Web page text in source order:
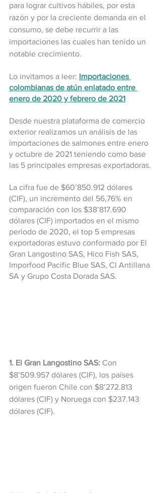
para lograr cultivos hábiles, por esta
razón y por la creciente demanda en el
consumo, se debe recurrir a las
importaciones las cuales han tenido un
notable crecimiento.
Lo invitamos a leer: Importaciones
colombianas de atún enlatado entre
enero de 2020 y febrero de 2021
Desde nuestra plataforma de comercio
exterior realizamos un análisis de las
importaciones de salmones entre enero
y octubre de 2021 teniendo como base
las 5 principales empresas exportadoras.
La cifra fue de $60’850.912 dólares
(CIF), un incremento del 56,76% en
comparación con los $38’817.690
dólares (CIF) importados en el mismo
periodo de 2020, el top 5 empresas
exportadoras estuvo conformado por El
Gran Langostino SAS, Hico Fish SAS,
Imporfood Pacific Blue SAS, CI Antillana
SA y Grupo Costa Dorada SAS.
1. El Gran Langostino SAS: Con
$8’509.957 dólares (CIF), los países
origen fueron Chile con $8’272.813
dólares (CIF) y Noruega con $237.143
dólares (CIF).